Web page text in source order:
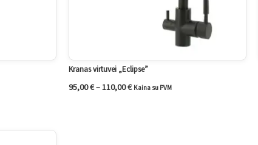
Kranas virtuvei „Eclipse”
95,00€–110,00€ Kaina su PVM